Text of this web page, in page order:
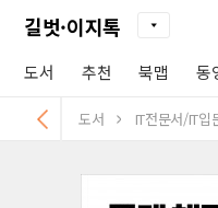
길벗·이지톡
도서 추천 북맵 동
도서 IT전문서/IT입